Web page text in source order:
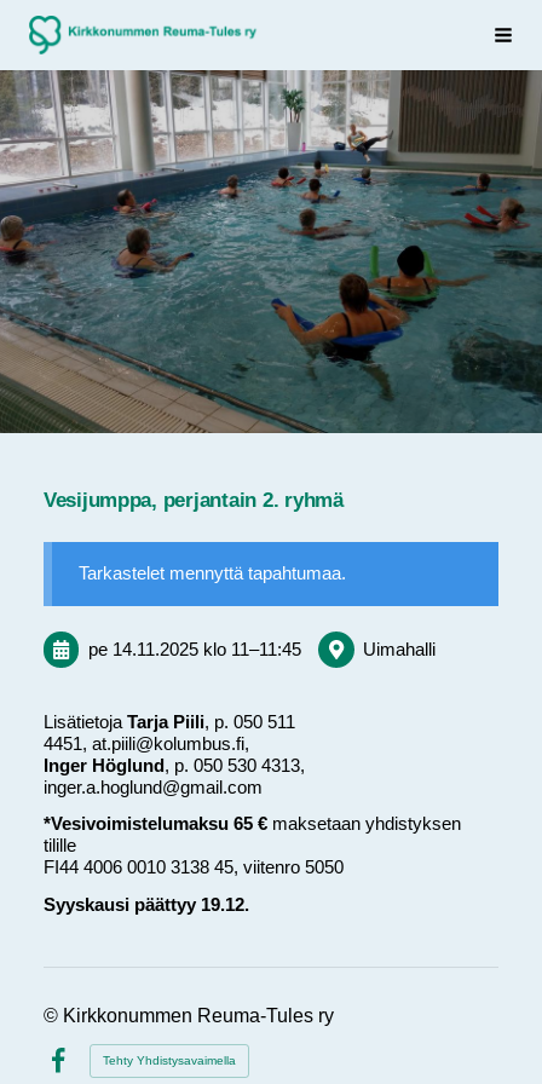
Siirry
sivun
sisältöön
Sivuston etusivulle
Vesijumppa, perjantain 2. ryhmä
Tarkastelet mennyttä tapahtumaa.
pe 14.11.2025 klo 11–11:45 Uimahalli
Lisätietoja Tarja Piili, p. 050 511
4451, at.piili@kolumbus.fi,
Inger Höglund , p. 050 530 4313,
inger.a.hoglund@gmail.com
*Vesivoimistelumaksu 65 €maksetaan yhdistyksen
tilille
FI44 4006 0010 3138 45, viitenro 5050
Syyskausi päättyy 19.12.
© Kirkkonummen Reuma-Tules ry
Tehty Yhdistysavaimella